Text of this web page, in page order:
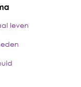
leven